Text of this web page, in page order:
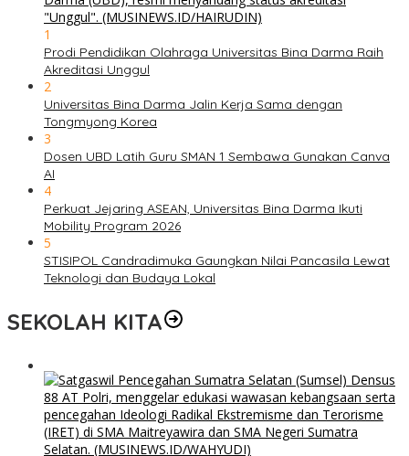
1
Prodi Pendidikan Olahraga Universitas Bina Darma Raih
Akreditasi Unggul
2
Universitas Bina Darma Jalin Kerja Sama dengan
Tongmyong Korea
3
Dosen UBD Latih Guru SMAN 1 Sembawa Gunakan Canva
AI
4
Perkuat Jejaring ASEAN, Universitas Bina Darma Ikuti
Mobility Program 2026
5
STISIPOL Candradimuka Gaungkan Nilai Pancasila Lewat
Teknologi dan Budaya Lokal
SEKOLAH KITA